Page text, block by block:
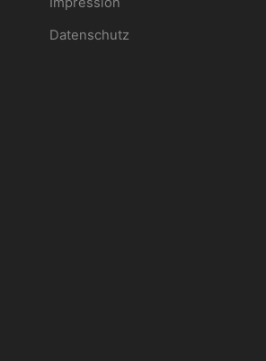
Datenschutz